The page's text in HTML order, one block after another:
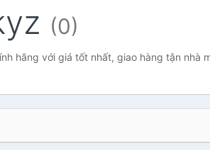
(0)
hãng với giá tốt nhất, giao hàng tận nhà